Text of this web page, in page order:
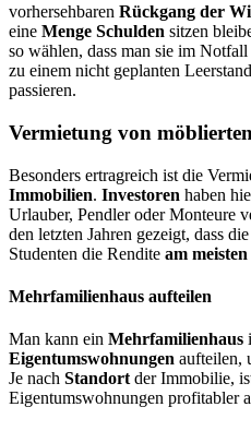
vorhersehbaren Rückgang der
eine Menge Schulden sitzen
so wählen, dass man sie im
zu einem nicht geplanten
passieren.
Vermietung von
Besonders ertragreich ist die
Immobilien. Investoren haben
Urlauber, Pendler oder Monteure
den letzten Jahren gezeigt, dass
Studenten die Rendite am
Mehrfamilienhaus aufteilen
Man kann ein Mehrfamilienhaus
Eigentumswohnungen aufteilen,
Je nach Standort der Immobilie,
Eigentumswohnungen profitabler